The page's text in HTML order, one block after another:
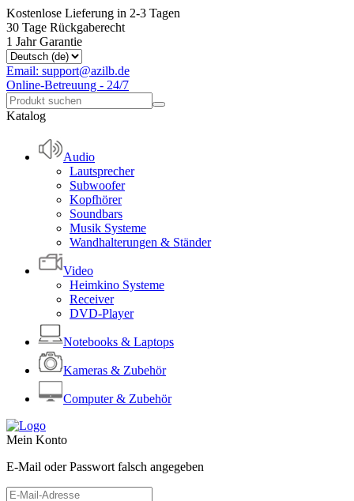
Kostenlose Lieferung in 2-3 Tagen
30 Tage Rückgaberecht
1 Jahr Garantie
Email: support@azilb.de
Online-Betreuung - 24/7
Katalog
Audio
Lautsprecher
Subwoofer
Kopfhörer
Soundbars
Musik Systeme
Wandhalterungen & Ständer
Video
Heimkino Systeme
Receiver
DVD-Player
Notebooks & Laptops
Kameras & Zubehör
Computer & Zubehör
Mein Konto
E-Mail oder Passwort falsch angegeben